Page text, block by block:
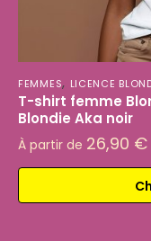
FEMMES, LICENCE
T-shirt femme
Blondie Aka noir
À partir de 26,90 €